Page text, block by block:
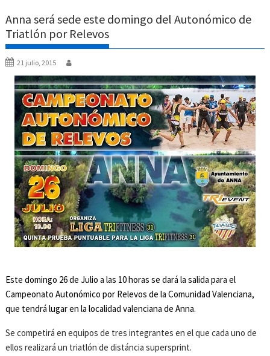
Anna será sede este domingo del Autonómico de
Triatlón por Relevos
21 julio, 2015
Este domingo 26 de Julio a las 10 horas se dará la salida para el
Campeonato Autonómico por Relevos de la Comunidad Valenciana,
que tendrá lugar en la localidad valenciana de Anna.
Se competirá en equipos de tres integrantes en el que cada uno de
ellos realizará un triatlón de distáncia supersprint.